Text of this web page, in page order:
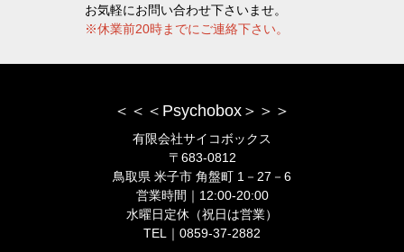
お気軽にお問い合わせ下さいませ。
※休業前20時までにご連絡下さい。
＜＜＜Psychobox＞＞＞
有限会社サイコボックス
〒683-0812
鳥取県 米子市 角盤町 1－27－6
営業時間｜12:00-20:00
水曜日定休（祝日は営業）
TEL｜0859-37-2882